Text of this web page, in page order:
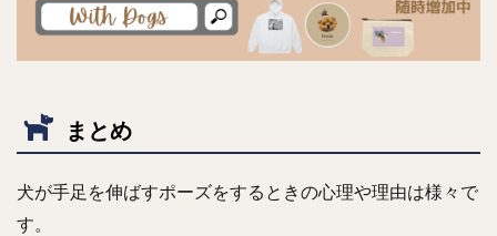
まとめ
犬が手足を伸ばすポーズをするときの心理や理由は様々で
す。